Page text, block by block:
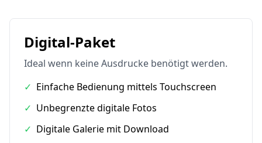
Digital-Paket
Ideal wenn keine Ausdrucke benötigt werden.
✓ Einfache Bedienung mittels Touchscreen
✓ Unbegrenzte digitale Fotos
✓ Digitale Galerie mit Download